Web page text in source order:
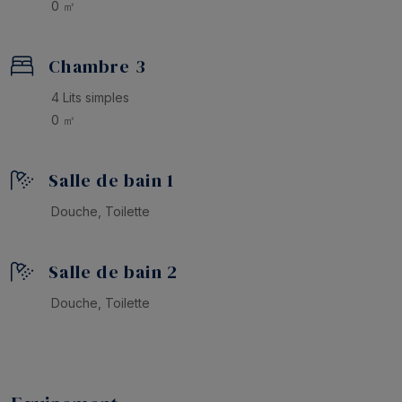
0 ㎡
Chambre 3
4 Lits simples
0 ㎡
Salle de bain 1
Douche, Toilette
Salle de bain 2
Douche, Toilette